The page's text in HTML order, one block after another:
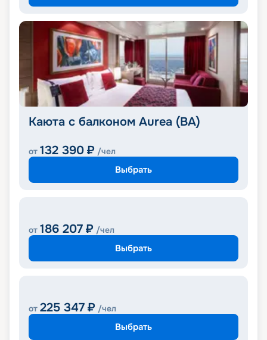
Каюта с балконом Aurea (BA)
от 132 390 ₽ /чел
Выбрать
от 186 207 ₽ /чел
Выбрать
от 225 347 ₽ /чел
Выбрать